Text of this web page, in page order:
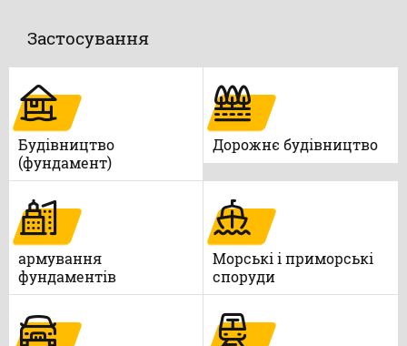
Застосування
Будівництво
(фундамент)
Дорожнє будівництво
армування
фундаментів
Морські і приморські
споруди